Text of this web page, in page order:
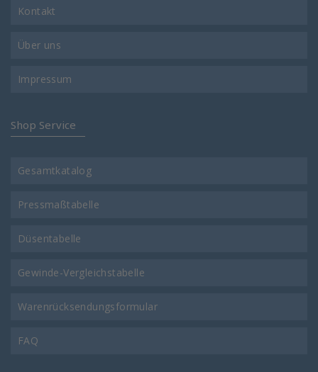
Kontakt
Über uns
Impressum
Shop Service
Gesamtkatalog
Pressmaßtabelle
Düsentabelle
Gewinde-Vergleichstabelle
Warenrücksendungsformular
FAQ